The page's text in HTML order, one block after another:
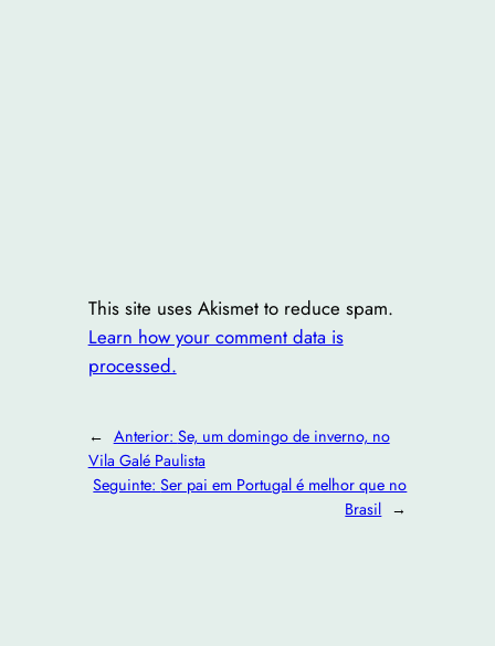
This site uses Akismet to reduce spam.
Learn how your comment data is
processed.
← Anterior: Se, um domingo de inverno, no
Vila Galé Paulista
Seguinte:Ser pai em Portugal é melhor que no
Brasil →